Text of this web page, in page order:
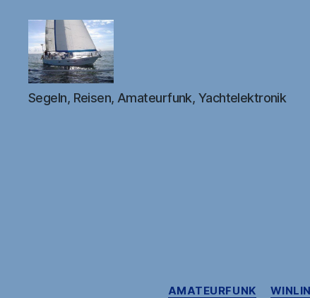
DB1FW
Segeln, Reisen, Amateurfunk, Yachtelektronik
AMATEURFUNK